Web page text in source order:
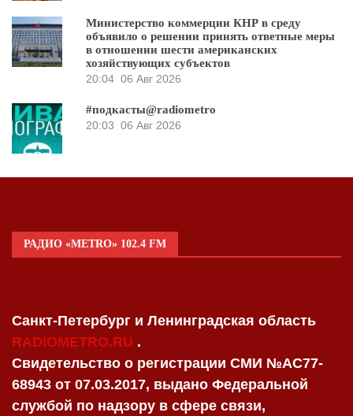
Министерство коммерции КНР в среду
объявило о решении принять ответные меры
в отношении шести американских
хозяйствующих субъектов
20:04 06 Авг 2026
#подкасты@radiometro
20:03 06 Авг 2026
РАДИО «METRO» 102.4 FM
Санкт-Петербург и Ленинградская область
RADIOMETRO.RU .
Свидетельство о регистрации СМИ №AC77-
68943 от 07.03.2017, выдано Федеральной
службой по надзору в сфере связи,